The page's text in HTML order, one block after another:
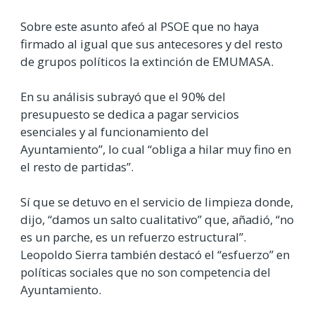
Sobre este asunto afeó al PSOE que no haya
firmado al igual que sus antecesores y del resto
de grupos políticos la extinción de EMUMASA.
En su análisis subrayó que el 90% del
presupuesto se dedica a pagar servicios
esenciales y al funcionamiento del
Ayuntamiento”, lo cual “obliga a hilar muy fino en
el resto de partidas”.
Sí que se detuvo en el servicio de limpieza donde,
dijo, “damos un salto cualitativo” que, añadió, “no
es un parche, es un refuerzo estructural”.
Leopoldo Sierra también destacó el “esfuerzo” en
políticas sociales que no son competencia del
Ayuntamiento.